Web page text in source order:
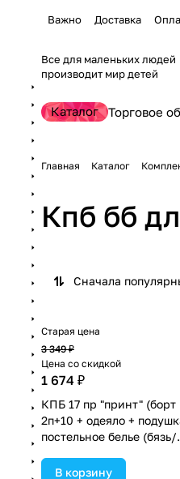
Важно Доставка
Все для маленьких людей
производит мир детей
Каталог Торговое
Главная Каталог
Кпб бб
Сначала
Старая цена
3 349 ₽
Цена со скидкой
1 674 ₽
КПБ 17 пр "принт" (борт
2п+10 + одеяло +
постельное белье (бязь/
(№П207_2а10бб_05)
В корзину